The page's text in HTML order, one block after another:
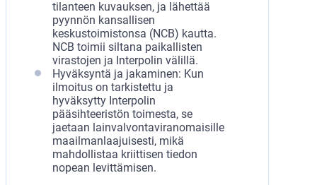
tilanteen kuvauksen, ja lähettää
pyynnön kansallisen
keskustoimistonsa (NCB) kautta.
NCB toimii siltana paikallisten
virastojen ja Interpolin välillä.
Hyväksyntä ja jakaminen: Kun
ilmoitus on tarkistettu ja
hyväksytty Interpolin
pääsihteeristön toimesta, se
jaetaan lainvalvontaviranomaisille
maailmanlaajuisesti, mikä
mahdollistaa kriittisen tiedon
nopean levittämisen.